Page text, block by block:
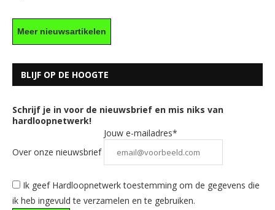
Meer nieuwsartikelen
BLIJF OP DE HOOGTE
Schrijf je in voor de nieuwsbrief en mis niks van
hardloopnetwerk!
Over onze nieuwsbrief
Jouw e-mailadres*
Ik geef Hardloopnetwerk toestemming om de gegevens die
ik heb ingevuld te verzamelen en te gebruiken.